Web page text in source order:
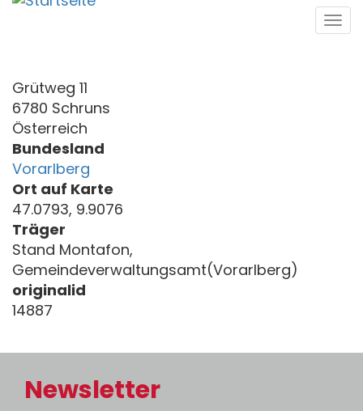
Direkt
Grütweg 11
6780 Schruns
Österreich
Bundesland
Vorarlberg
Ort auf Karte
47.0793, 9.9076
Träger
Stand Montafon,
Gemeindeverwaltungsamt(Vorarlberg)
originalid
14887
Newsletter